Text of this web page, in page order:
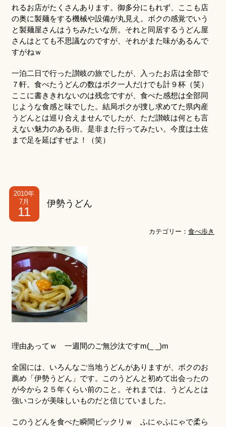
れるお店がたくさんあります。御多分にもれず、ここも店
の奥に製麺をする機械や設備が丸見え。ボクの感覚でいう
と製麺屋さんはうちみたいな所。それと同居するうどん屋
さんはとても不思議なのですが、それがまた味があるんで
すがねｗ
一泊二日で行った讃岐の旅でしたが、入ったお店は全部で
７軒。食べたうどんの数はボク一人だけでも計９杯（笑）
ここに書ききれないのは残念ですが、食べた感想は全部同
じような食感と味でした。結局ボクが捜し求めてた県内産
うどんとは巡り合えませんでしたが、ただ讃岐は何とも言
えない魅力のある街。是非また行ってみたい。今度は土佐
まで足を延ばすぜよ！（笑）
2010年
7月
11
伊勢うどん
カテゴリー：食べ歩き
理由あってｗ 一週間のご無沙汰ですm(_ _)m
全国には、いろんなご当地うどんがありますが、ボクのお
薦め「伊勢うどん」です。このうどんと初めて出会ったの
が今から２５年くらい前のこと。それまでは、うどんとは
強いコシが美味しいものだと信じていました。
このうどんを食べた瞬間ビックリｗ ふにゃふにゃで柔ら